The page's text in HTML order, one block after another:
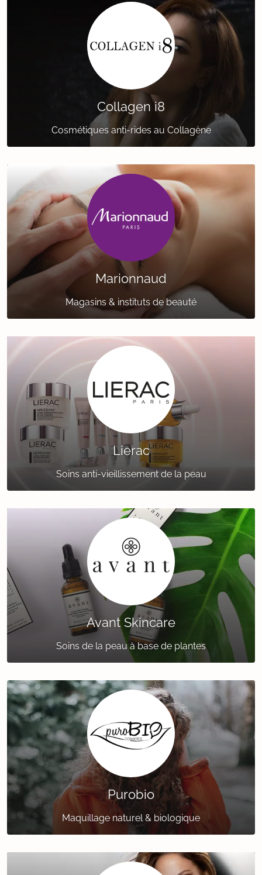
Collagen i8
Cosmétiques anti-rides au Collagène
Marionnaud
Magasins & instituts de beauté
Lierac
Soins anti-vieillissement de la peau
Avant Skincare
Soins de la peau à base de plantes
Purobio
Maquillage naturel & biologique